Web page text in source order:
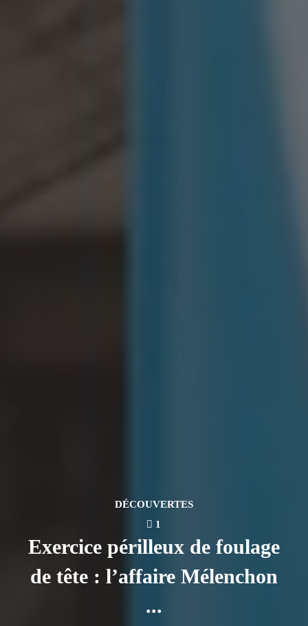
DÉCOUVERTES
1
Exercice périlleux de foulage
de tête : l’affaire Mélenchon
...